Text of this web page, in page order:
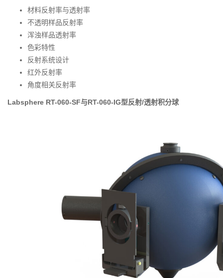
材料反射率与透射率
不透明样品反射率
浑浊样品透射率
色彩特性
反射系统设计
红外反射率
角度相关反射率
Labsphere RT-060-SF与RT-060-IG型反射/透射积分球